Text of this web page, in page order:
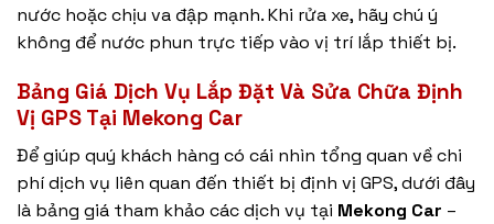
nước hoặc chịu va đập mạnh. Khi rửa xe, hãy chú ý
không để nước phun trực tiếp vào vị trí lắp thiết bị.
Bảng Giá Dịch Vụ Lắp Đặt Và Sửa Chữa Định
Vị GPS Tại Mekong Car
Để giúp quý khách hàng có cái nhìn tổng quan về chi
phí dịch vụ liên quan đến thiết bị định vị GPS, dưới đây
là bảng giá tham khảo các dịch vụ tại Mekong Car –